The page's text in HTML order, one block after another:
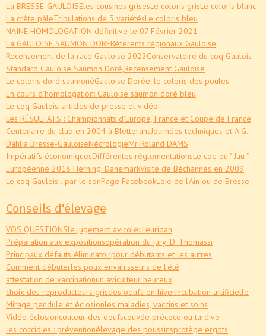
La BRESSE-GAULOISEles cousines grisesLe coloris grisLe coloris blanc
La crête pâleTribulations de 3 variétésLe coloris bleu
NAINE HOMOLOGATION définitive le 07 Février 2021
La GAULOISE SAUMON DORERéférents régionaux Gauloise
Recensement de la race Gauloise 2022Conservatoire du coq Gaulois
Standard Gauloise Saumon Doré,Recensement Gauloise
Le coloris doré saumonéGauloise Dorée: le coloris des poules
En cours d'homologation: Gauloise saumon doré bleu
Le coq Gaulois, articles de presse et vidéo
Les RÉSULTATS : Championnats d'Europe, France et Coupe de France
Centenaire du club en 2004 à BletteransJournées techniques et A.G.
Dahlia Bresse-GauloiseNécrologieMr Roland DAMS
Impératifs économiquesDifférentes réglementationsLe coq ou " Jau "
Européenne 2018 Herning: DanemarkVisite de Béchannes en 2009
Le coq Gaulois...par le sonPage FacebookL'oie de l'Ain ou de Bresse
Conseils d'élevage
VOS QUESTIONSle jugement avicole: Leuridan
Préparation aux expositionsopération du jury: D. Thomassi
Principaux défauts éliminatoirpour débutants et les autres
Comment débuterles poux envahisseurs de l'été
attestation de vaccinationun aviculteur heureux
choix des reproducteurs grisdes oeufs en hiverincubation artificielle
Mirage pendule et éclosionles maladies, vaccins et soins
Vidéo éclosioncouleur des oeufscouvée précoce ou tardive
les coccidies : préventionélevage des poussinsprotège ergots